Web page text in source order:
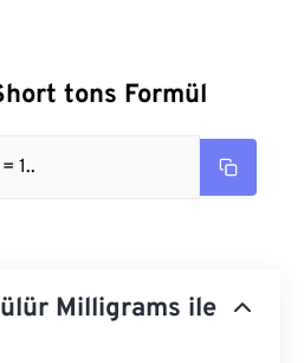
tons Formül
1..
Milligrams ile